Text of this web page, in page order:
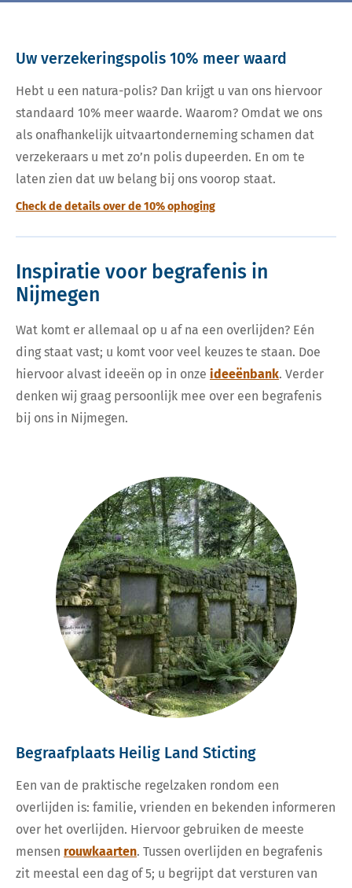
Uw verzekeringspolis 10% meer waard
Hebt u een natura-polis? Dan krijgt u van ons hiervoor
standaard 10% meer waarde. Waarom? Omdat we ons
als onafhankelijk uitvaartonderneming schamen dat
verzekeraars u met zo’n polis dupeerden. En om te
laten zien dat uw belang bij ons voorop staat.
Check de details over de 10% ophoging
Inspiratie voor begrafenis in
Nijmegen
Wat komt er allemaal op u af na een overlijden? Eén
ding staat vast; u komt voor veel keuzes te staan. Doe
hiervoor alvast ideeën op in onze ideeënbank. Verder
denken wij graag persoonlijk mee over een begrafenis
bij ons in Nijmegen.
Begraafplaats Heilig Land Sticting
Een van de praktische regelzaken rondom een
overlijden is: familie, vrienden en bekenden informeren
over het overlijden. Hiervoor gebruiken de meeste
mensen rouwkaarten. Tussen overlijden en begrafenis
zit meestal een dag of 5; u begrijpt dat versturen van